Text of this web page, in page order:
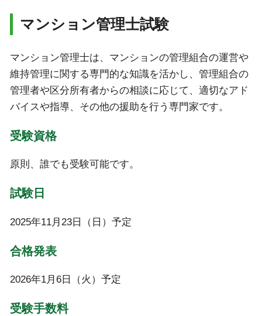
マンション管理士試験
マンション管理士は、マンションの管理組合の運営や
維持管理に関する専門的な知識を活かし、管理組合の
管理者や区分所有者からの相談に応じて、適切なアド
バイスや指導、その他の援助を行う専門家です。
受験資格
原則、誰でも受験可能です。
試験日
2025年11月23日（日）予定
合格発表
2026年1月6日（火）予定
受験手数料